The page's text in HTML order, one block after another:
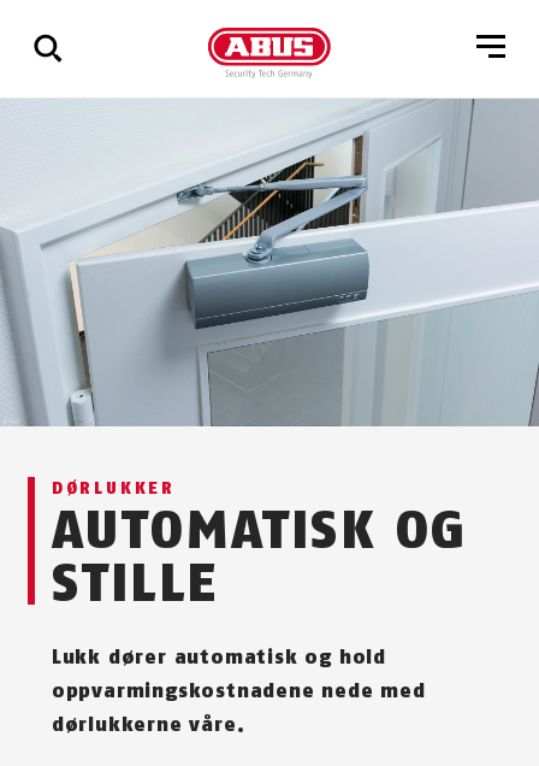
resultater
DØRLUKKER
AUTOMATISK OG
STILLE
Lukk dører automatisk og hold
oppvarmingskostnadene nede med
dørlukkerne våre.